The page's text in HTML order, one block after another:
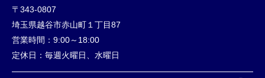
〒343-0807
埼玉県越谷市赤山町１丁目87
営業時間： 9:00～18:00
定休日： 毎週火曜日、水曜日